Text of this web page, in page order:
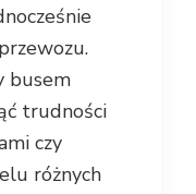
busem
trudności
czy
różnych